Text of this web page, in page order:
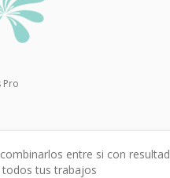
Pro
entre si con
tus trabajos